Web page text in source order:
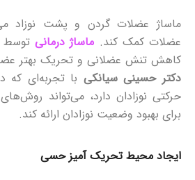
ماساژ عضلات گردن و پشت نوزاد
عضلات کمک کند. ماساژ درمانی توسط
کاهش تنش عضلانی و تحریک بهتر
دکتر حسینی سیانکی با تجربه‌ای که
حرکتی نوزادان دارد، می‌تواند
برای بهبود وضعیت نوزادان ارائه کند.
ایجاد محیط تحریک‌ آمیز حسی